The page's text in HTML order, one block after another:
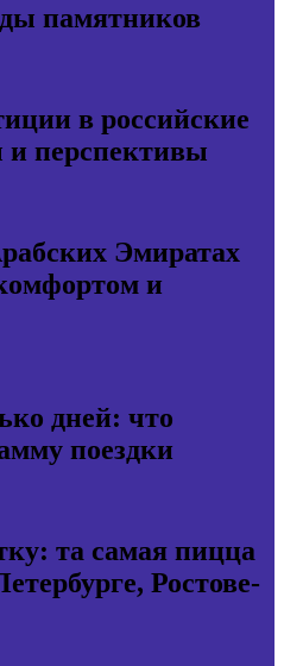
памятников
в российские
перспективы
Эмиратах
и
дней: что
поездки
та самая пицца
Ростове-